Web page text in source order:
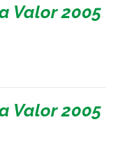
Valor 2005
Valor 2005